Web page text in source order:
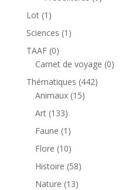
Lot 1 1
produit
Sciences 1 1
TAAF 00
produit
Carnet de voyage 00
Thématiques 442442
Animaux 1515
Art 133133
produits
Faune 1 1
produit
Flore 1010
produits
Histoire 5858
Nature 1313